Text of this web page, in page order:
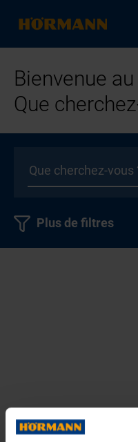
Bienvenue
Que
Plus de filtres